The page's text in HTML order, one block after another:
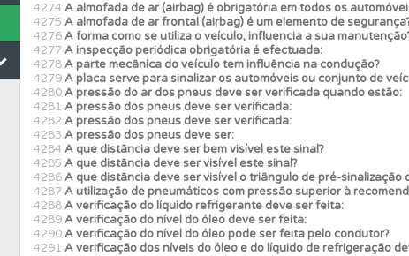
Perfil Tem um histórico dos seus testes no seu perfil.
Testes O teste "Erradas" apresenta-lhe questões
Questões Consulte os comentários da questão
Ajuda Consulte a ajuda se tiver dúvidas relacionadas
4274A almofada de ar (airbag) é obrigatória em todos os
4275 A almofada de ar frontal (airbag) é um elemento de
4276A forma como se utiliza o veículo, influencia a sua
4277 A inspecção periódica obrigatória é efectuada:
4278A parte mecânica do veículo tem influência na condução?
4279A placa serve para sinalizar os automóveis ou conjunto de
4280A pressão do ar dos pneus deve ser verificada quando estão:
4281 A pressão dos pneus deve ser verificada:
4282 A pressão dos pneus deve ser verificada:
4283 A pressão dos pneus deve ser:
4284A que distância deve ser bem visível este sinal?
4285 A que distância deve ser visível este sinal?
4286A que distância deve ser visível o triângulo de pré-sinalização
4287 A utilização de pneumáticos com pressão superior à
4288A verificação do líquido refrigerante deve ser feita:
4289A verificação do nível do óleo deve ser feita:
4290A verificação do nível do óleo pode ser feita pelo condutor?
4291 A verificação dos níveis do óleo e do líquido de refrigeração